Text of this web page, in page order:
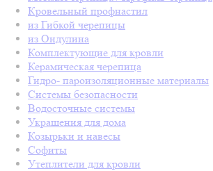
Кровельный профнастил
из Гибкой черепицы
из Ондулина
Комплектующие для кровли
Керамическая черепица
Гидро- пароизоляционные материалы
Системы безопасности
Водосточные системы
Украшения для дома
Козырьки и навесы
Софиты
Утеплители для кровли